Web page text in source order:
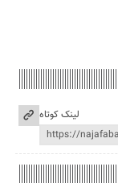
لینک کوتاه